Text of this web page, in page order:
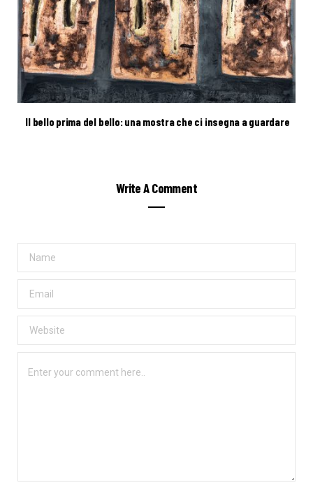
Il bello prima del bello: una mostra che ci insegna a guardare
Write A Comment